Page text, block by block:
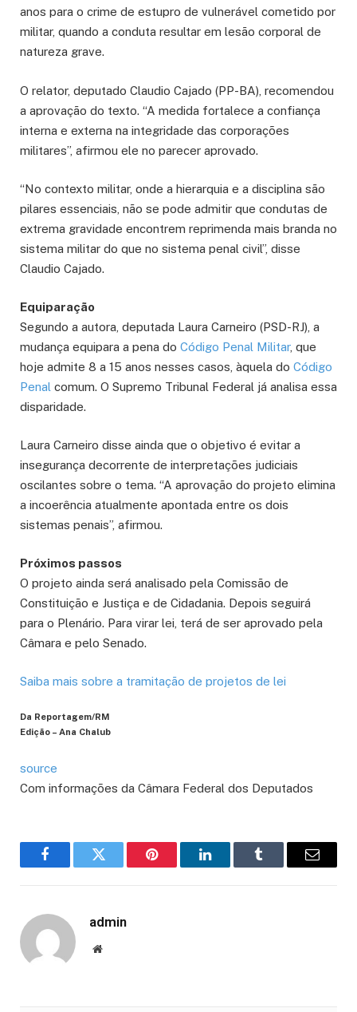
anos para o crime de estupro de vulnerável cometido por
militar, quando a conduta resultar em lesão corporal de
natureza grave.
O relator, deputado Claudio Cajado (PP-BA), recomendou
a aprovação do texto. “A medida fortalece a confiança
interna e externa na integridade das corporações
militares”, afirmou ele no parecer aprovado.
“No contexto militar, onde a hierarquia e a disciplina são
pilares essenciais, não se pode admitir que condutas de
extrema gravidade encontrem reprimenda mais branda no
sistema militar do que no sistema penal civil”, disse
Claudio Cajado.
Equiparação
Segundo a autora, deputada Laura Carneiro (PSD-RJ), a
mudança equipara a pena do Código Penal Militar, que
hoje admite 8 a 15 anos nesses casos, àquela do Código
Penal comum. O Supremo Tribunal Federal já analisa essa
disparidade.
Laura Carneiro disse ainda que o objetivo é evitar a
insegurança decorrente de interpretações judiciais
oscilantes sobre o tema. “A aprovação do projeto elimina
a incoerência atualmente apontada entre os dois
sistemas penais”, afirmou.
Próximos passos
O projeto ainda será analisado pela Comissão de
Constituição e Justiça e de Cidadania. Depois seguirá
para o Plenário. Para virar lei, terá de ser aprovado pela
Câmara e pelo Senado.
Saiba mais sobre a tramitação de projetos de lei
Da Reportagem/RM
Edição – Ana Chalub
source
Com informações da Câmara Federal dos Deputados
FacebookTwitter Pinterest LinkedInTumblr Email
admin
Website